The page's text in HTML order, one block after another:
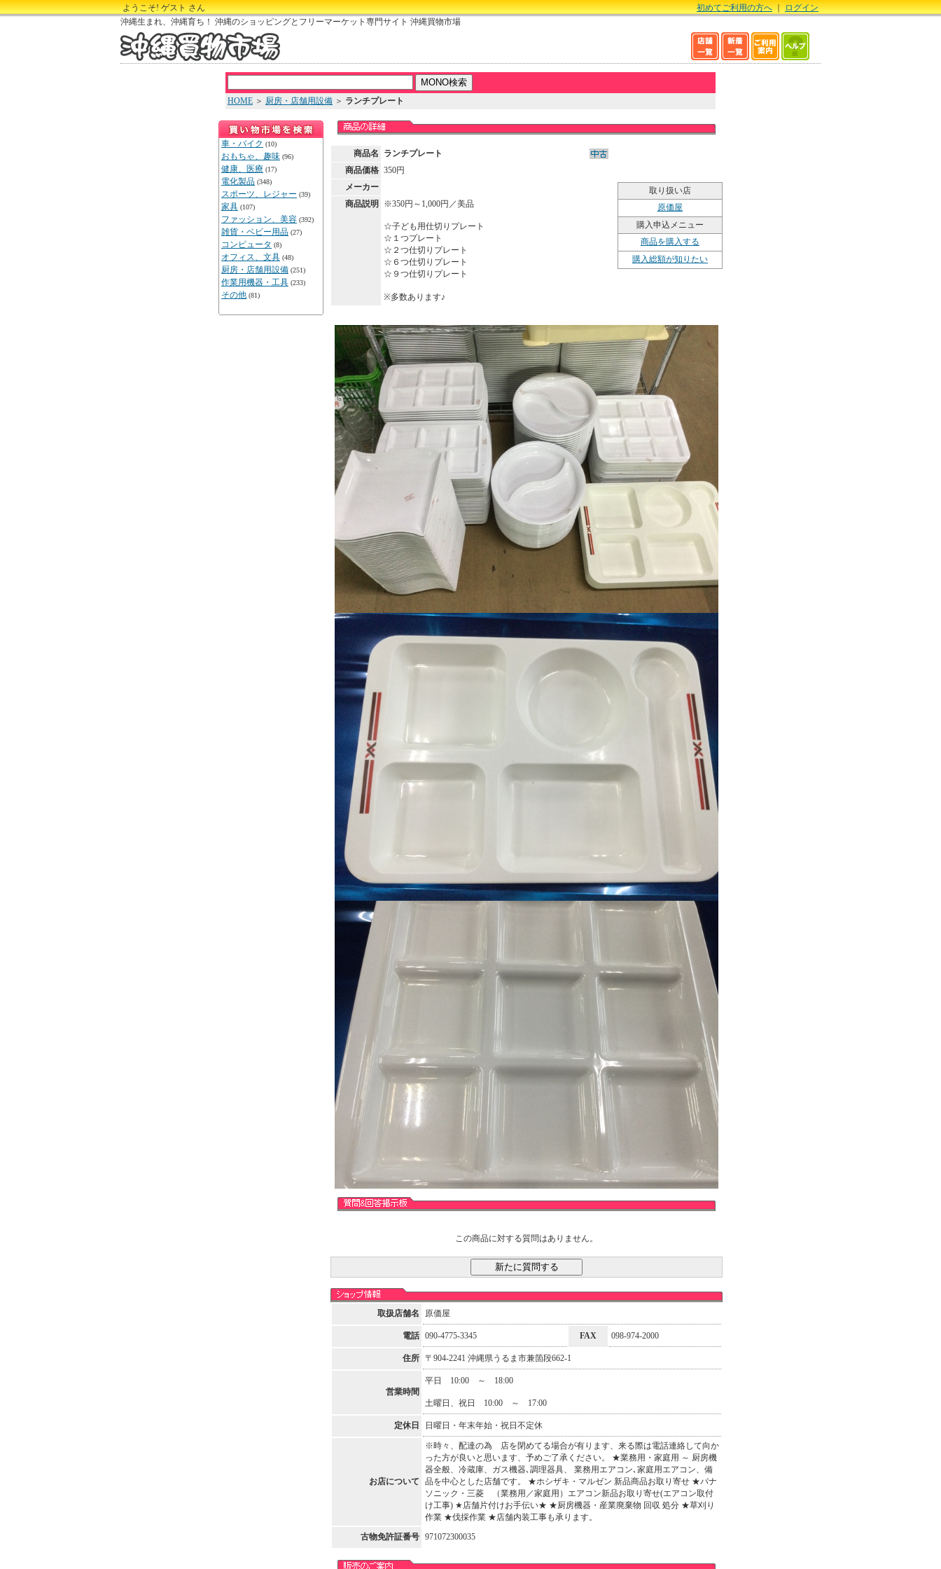
ようこそ! ゲスト さん 初めてご利用の方へ｜ログイン
沖縄生まれ、沖縄育ち！ 沖縄のショッピングとフリーマーケット専門サイト 沖縄買物市場
HOME ＞ 厨房・店舗用設備 ＞ ランチプレート
車・バイク (10)
おもちゃ、趣味 (96)
健康、医療 (17)
電化製品 (348)
スポーツ、レジャー (39)
家具 (107)
ファッション、美容 (392)
雑貨・ベビー用品 (27)
コンピュータ (8)
オフィス、文具 (48)
厨房・店舗用設備 (251)
作業用機器・工具 (233)
その他 (81)
商品名
ランチプレート
商品価格 350円
メーカー
商品説明
※350円～1,000円／美品
☆子ども用仕切りプレート
☆１つプレート
☆２つ仕切りプレート
☆６つ仕切りプレート
☆９つ仕切りプレート
※多数あります♪
取り扱い店
原価屋
購入申込メニュー
商品を購入する
購入総額が知りたい
この商品に対する質問はありません。
取扱店舗名 原価屋
電話 090-4775-3345 FAX 098-974-2000
住所 〒904-2241 沖縄県うるま市兼箇段662-1
営業時間
平日 10:00 ～ 18:00
土曜日、祝日 10:00 ～ 17:00
定休日 日曜日・年末年始・祝日不定休
お店について
※時々、配達の為 店を閉めてる場合が有ります、来る際は電話連絡して向か
った方が良いと思います、予めご了承ください。 ★業務用・家庭用 ～ 厨房機
器全般、冷蔵庫、ガス機器､調理器具、 業務用エアコン､家庭用エアコン、備
品を中心とした店舗です。 ★ホシザキ・マルゼン 新品商品お取り寄せ ★パナ
ソニック・三菱 （業務用／家庭用）エアコン新品お取り寄せ(エアコン取付
け工事) ★店舗片付けお手伝い★ ★厨房機器・産業廃棄物 回収 処分 ★草刈り
作業 ★伐採作業 ★店舗内装工事も承ります。
古物免許証番号 971072300035